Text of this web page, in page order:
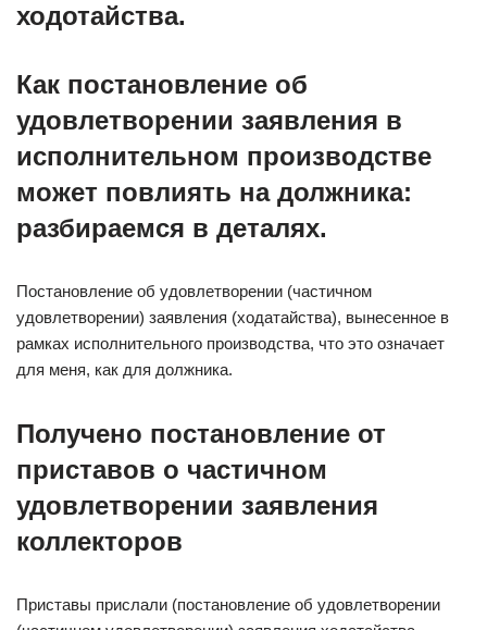
ходотайства.
Как постановление об
удовлетворении заявления в
исполнительном производстве
может повлиять на должника:
разбираемся в деталях.
Постановление об удовлетворении (частичном
удовлетворении) заявления (ходатайства), вынесенное в
рамках исполнительного производства, что это означает
для меня, как для должника.
Получено постановление от
приставов о частичном
удовлетворении заявления
коллекторов
Приставы прислали (постановление об удовлетворении